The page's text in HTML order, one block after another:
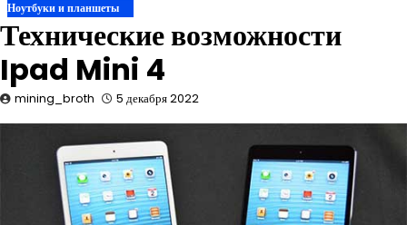
Ноутбуки и планшеты
Технические возможности
Ipad Mini 4
mining_broth 5 декабря 2022